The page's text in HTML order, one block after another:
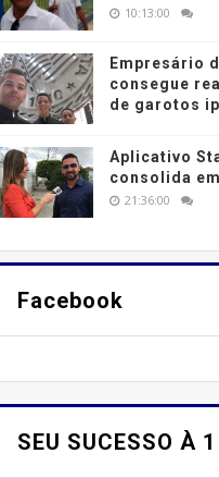
10:13:00
Empresário
consegue
de garotos
Aplicativo
consolida
21:36:00
Facebook
SEU SUCESSO À